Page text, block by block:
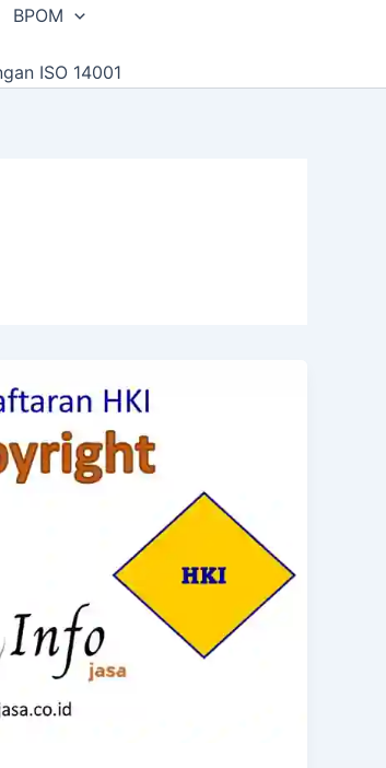
BPOM
ISO 14001